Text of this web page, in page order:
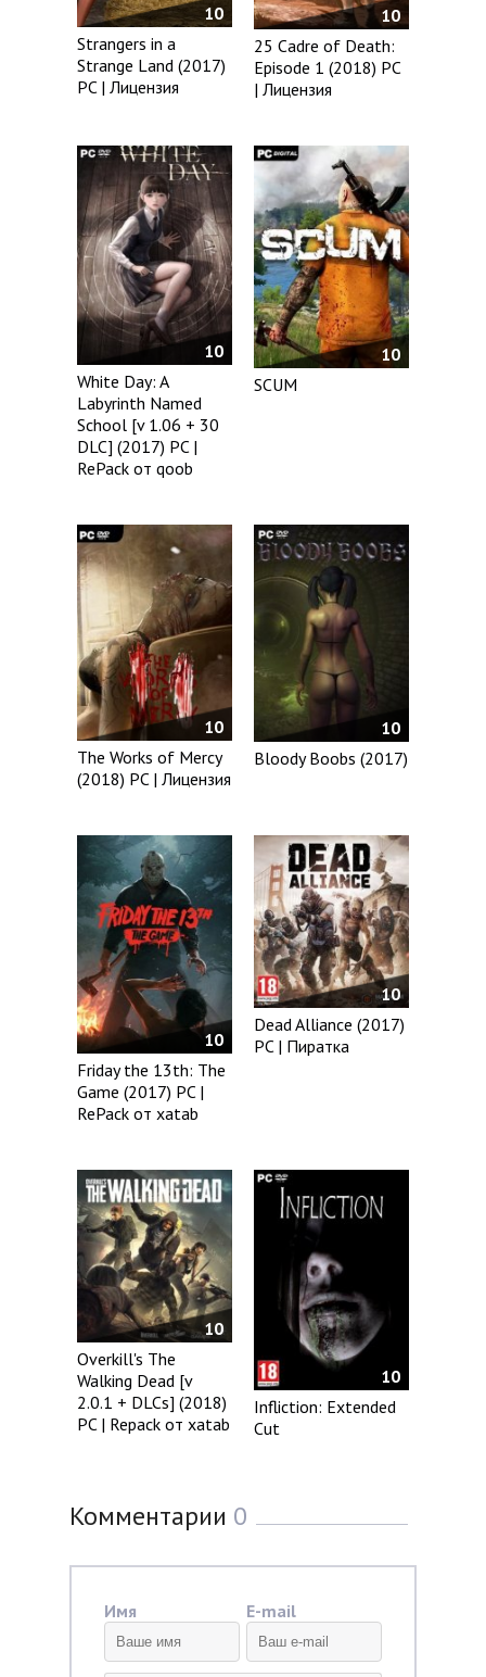
10
Strangers in a
Strange Land (2017)
PC | Лицензия
10
25 Cadre of Death:
Episode 1 (2018) PC
| Лицензия
10
White Day: A
Labyrinth Named
School [v 1.06 + 30
DLC] (2017) PC |
RePack от qoob
10
SCUM
10
The Works of Mercy
(2018) PC | Лицензия
10
Bloody Boobs (2017)
10
Friday the 13th: The
Game (2017) PC |
RePack от xatab
10
Dead Alliance (2017)
PC | Пиратка
10
Overkill's The
Walking Dead [v
2.0.1 + DLCs] (2018)
PC | Repack от xatab
10
Infliction: Extended
Cut
Комментарии 0
Имя E-mail